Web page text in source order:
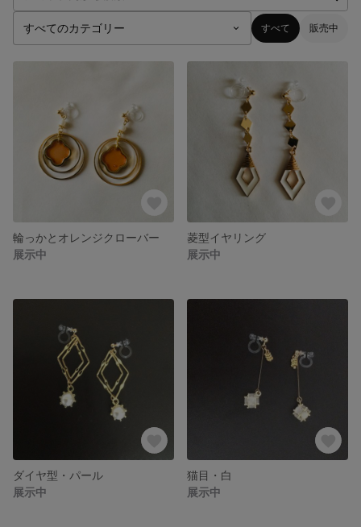
すべて 販売中
輪っかとオレンジクローバー
展示中
菱型イヤリング
展示中
ダイヤ型・パール
展示中
猫目・白
展示中